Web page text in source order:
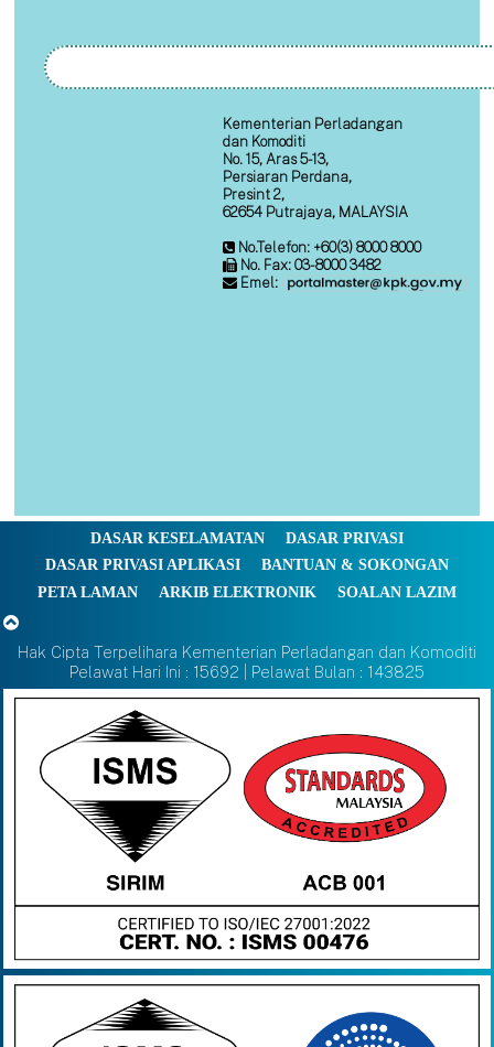
Kementerian Perladangan
dan Komoditi
No. 15, Aras 5-13,
Persiaran Perdana,
Presint 2,
62654 Putrajaya, MALAYSIA
No.Telefon: +60(3) 8000 8000
No. Fax: 03-8000 3482
Emel:
DASAR KESELAMATAN
DASAR PRIVASI
DASAR PRIVASI APLIKASI
BANTUAN & SOKONGAN
PETA LAMAN
ARKIB ELEKTRONIK SOALAN LAZIM
Hak Cipta Terpelihara Kementerian Perladangan dan Komoditi
Pelawat Hari Ini : 15692 | Pelawat Bulan : 143825